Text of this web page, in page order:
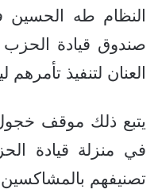
النظام طه الحسين
صندوق قيادة الحزب
العنان لتنفيذ تأمرهم
يتبع ذلك موقف
في منزلة قيادة
تصنيفهم بالمشاكسين.